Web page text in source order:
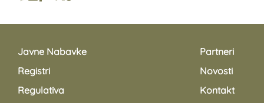
Javne Nabavke
Registri
Regulativa
Partneri
Novosti
Kontakt